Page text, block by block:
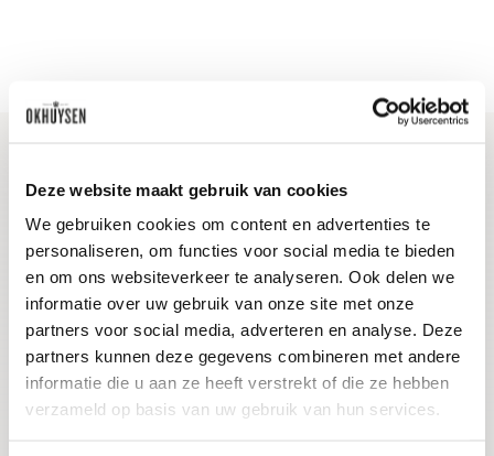
Deze website maakt gebruik van cookies
We gebruiken cookies om content en advertenties te
personaliseren, om functies voor social media te bieden
en om ons websiteverkeer te analyseren. Ook delen we
informatie over uw gebruik van onze site met onze
partners voor social media, adverteren en analyse. Deze
partners kunnen deze gegevens combineren met andere
informatie die u aan ze heeft verstrekt of die ze hebben
verzameld op basis van uw gebruik van hun services.
Blijf op de hoogte
Ontvang het laatste wijnnieuws, proeverijen en
evenementen
E-mailadres
Aanmelden